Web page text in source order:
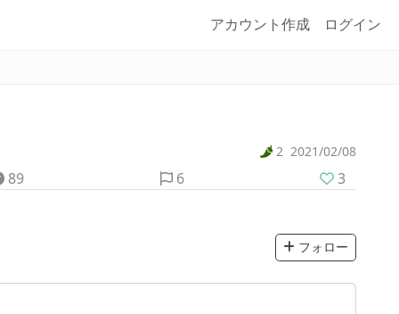
アカウント作成 ログイン
2 2021/02/08
89 6 3
フォロー